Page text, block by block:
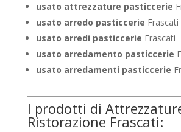
usato attrezzature pasticcerie
usato arredo pasticcerie Frascati
usato arredi pasticcerie Frascati
usato arredamento pasticcerie
usato arredamenti pasticcerie
I prodotti di
Ristorazione Frascati: